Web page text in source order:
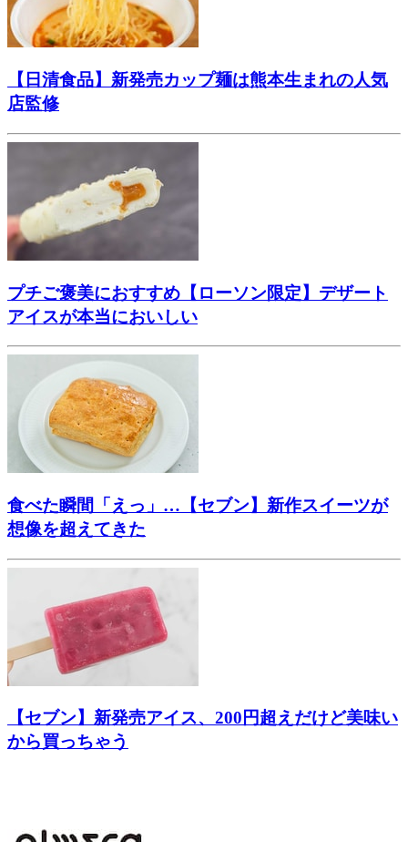
【日清食品】新発売カップ麺は熊本生まれの人気
店監修
プチご褒美におすすめ【ローソン限定】デザート
アイスが本当においしい
食べた瞬間「えっ」…【セブン】新作スイーツが
想像を超えてきた
【セブン】新発売アイス、200円超えだけど美味い
から買っちゃう